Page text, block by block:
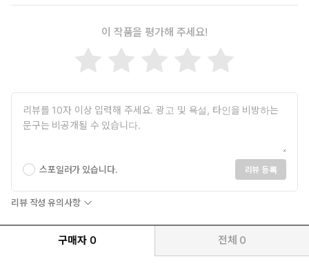
이 작품을 평가해 주세요!
스포일러가 있습니다. 리뷰 등록
리뷰 작성 유의사항
구매자 0 전체 0